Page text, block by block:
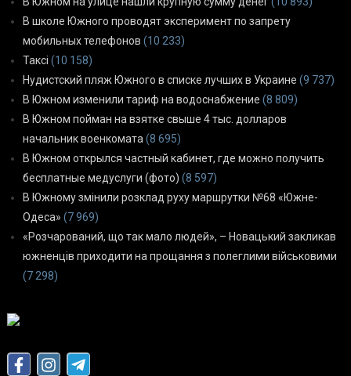
В школе Южного проводят эксперимент по запрету
мобильных телефонов (10 233)
Таксі (10 158)
Нудистский пляж Южного в списке лучших в Украине (9 737)
В Южном изменили тариф на водоснабжение (8 809)
В Южном пойман на взятке свыше 4 тыс. долларов
начальник военкомата (8 695)
В Южном открылся частный кабинет, где можно получить
бесплатные медуслуги (фото) (8 597)
В Южному змінили розклад руху маршрутки №68 «Южне-
Одеса» (7 969)
«Розчарований, що так мало людей», – Новацький закликав
южненців приходити на прощання з полеглими військовими
(7 298)